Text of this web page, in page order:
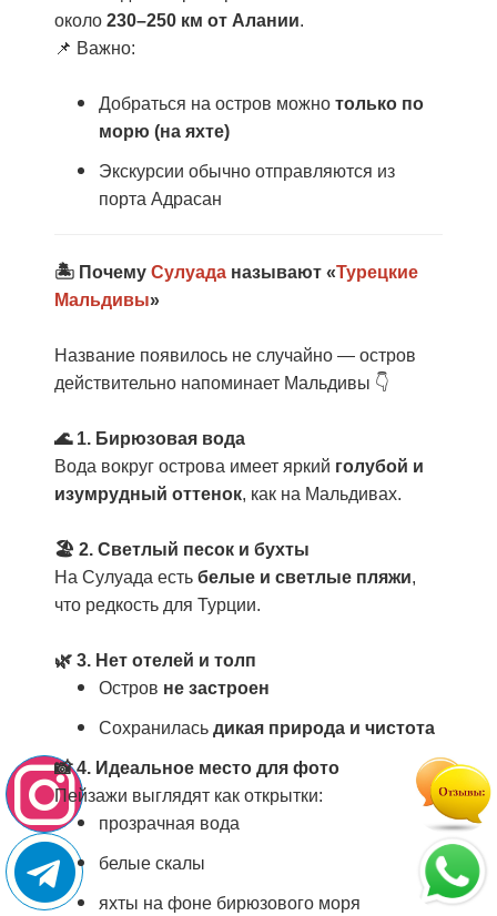
около 230–250 км от Алании.
📌 Важно:
Добраться на остров можно только по
морю (на яхте)
Экскурсии обычно отправляются из
порта Адрасан
🏝️ Почему Сулуада называют «Турецкие
Мальдивы»
Название появилось не случайно — остров
действительно напоминает Мальдивы 👇
🌊1. Бирюзовая вода
Вода вокруг острова имеет яркий голубой и
изумрудный оттенок, как на Мальдивах.
🏖️ 2. Светлый песок и бухты
На Сулуада есть белые и светлые пляжи,
что редкость для Турции.
🌿 3. Нет отелей и толп
Остров не застроен
Сохранилась дикая природа и чистота
📸 4. Идеальное место для фото
Пейзажи выглядят как открытки:
прозрачная вода
белые скалы
яхты на фоне бирюзового моря